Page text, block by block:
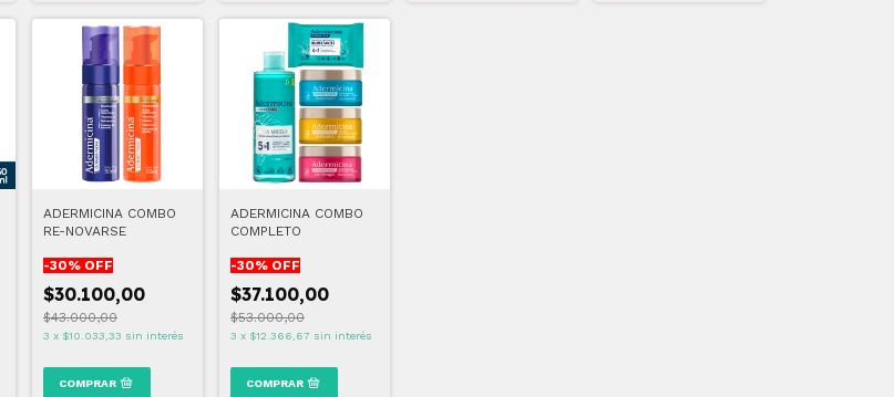
ADERMICINA COMBO
RE-NOVARSE
-30% OFF
$30.100,00
$43.000,00
3 x $10.033,33 sin interés
ADERMICINA COMBO
COMPLETO
-30% OFF
$37.100,00
$53.000,00
3 x $12.366,67 sin interés